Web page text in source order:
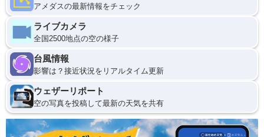
アメダスの最新情報をチェック
ライブカメラ
全国2500地点の空の様子
台風情報
影響は？接近状況をリアルタイム更新
ウェザーリポート
空の写真を投稿して最新の天気を共有